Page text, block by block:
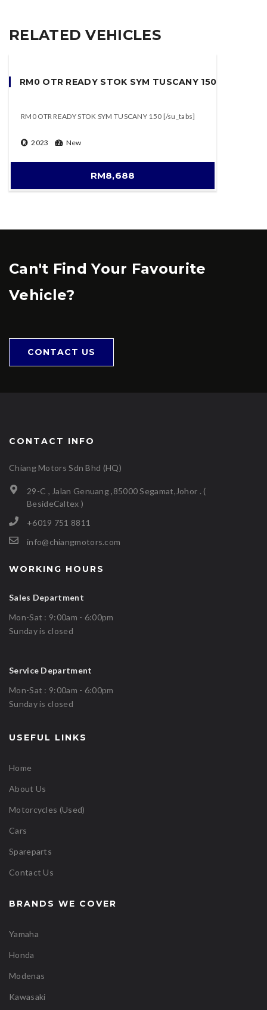
RELATED VEHICLES
RM0 OTR READY STOK SYM TUSCANY 150
RM0 OTR READY STOK SYM TUSCANY 150 [/su_tabs]
2023 New
RM8,688
Can't Find Your Favourite
Vehicle?
CONTACT US
CONTACT INFO
Chiang Motors Sdn Bhd (HQ)
29-C , Jalan Genuang ,85000 Segamat,Johor . (
BesideCaltex )
+6019 751 8811
info@chiangmotors.com
WORKING HOURS
Sales Department
Mon-Sat : 9:00am - 6:00pm
Sunday is closed
Service Department
Mon-Sat : 9:00am - 6:00pm
Sunday is closed
USEFUL LINKS
Home
About Us
Motorcycles (Used)
Cars
Spareparts
Contact Us
BRANDS WE COVER
Yamaha
Honda
Modenas
Kawasaki